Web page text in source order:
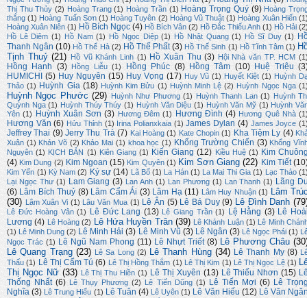
Thị Thu Thủy (2) Hoàng Trang (1) Hoàng Trần (1) Hoàng Trọng Quý (9) Hoàng
thắng (1) Hoàng Tuấn Sơn (1) Hoàng Tuyên (2) Hoàng Vũ Thuật (1) Hoàng Xuân Hiến
Hoàng Xuân Niên (1) Hồ Bích Ngọc (4) Hồ Bích Vân (2) Hồ Đắc Thiếu Anh (1) Hồ Hải
Hồ Lê Diêm (1) Hồ Nam (1) Hồ Ngọc Diệp (1) Hồ Nhật Quang (1) Hồ Sĩ Duy (1)
Thanh Ngân (10) Hồ Thế Hà (2) Hồ Thế Phất (3) Hồ Thế Sinh (1) Hồ Tĩnh Tâm (1)
Tịnh Thuỷ (21) Hồ Vũ Khánh Linh (1) Hồ Xuân Thu (3) Hội Nhà văn TP. HCM
Hồng Hạnh (3) Hồng Liễu (1) Hồng Phúc (8) Hồng Tâm (10) Huệ Triệu
HUMICHI
(5) Huy Nguyên (15) Huy Vọng (17) Huy Vũ (1) Huyết Kiệt (1) Huỳnh
Thảo (1) Huỳnh Gia (18) Huỳnh Kim Bửu (1) Huỳnh Minh Lệ (2) Huỳnh Ngọc Nga
Huỳnh Ngọc Phước (29) Huỳnh Như Phương (1) Huỳnh Thanh Lan (1)
Huỳnh
Quỳnh Nga (1) Huỳnh Thúy Thúy (1) Huỳnh Văn Diệu (1) Huỳnh Văn Mỹ (1) Huỳnh
Yên (1) Huỳnh Xuân Sơn (3) Hương Đêm (1) Hương Đình (4) Hương Quê Nhà
Hương Văn (6) Hửu Thỉnh (1) Irina Polianxkaia (1) James Dylan (4) James Joyce
Jeffrey Thai (9) Jerry Thu Trà (7) Kai Hoàng (1) Kate Chopin (1) Kha Tiệm Ly (4)
Xuân (1) Khán Võ (2) Khảo Mai (1) khoa học (1) Khổng Trường Chiến (3) Khổng
Nguyên (1) KỊCH BẢN (1) Kiên Giang (1) Kiến Giang (12) Kiều Huệ (1) Kim
(4) Kim Dung (2) Kim Ngoan (15) Kim Quyên (1) Kim Sơn Giang (22) Kim Tiết
Kim Yến (1) Kỳ Nam (2) Ký sự (14) Lã Bố (1) La Hán (1) La Mai Thi Gia (1) Lạc Thảo
Lại Ngọc Thư (1) Lam Giang (3) Lan Anh (1) Lan Phương (1) Lan Thanh (1) Lãng
(6) Lâm Bích Thuỷ (8) Lâm Cẩm Ái (3) Lâm Hạ (11) Lâm Huy Nhuận (1) Lâm
(30) Lâm Xuân Vi (1) Lâu Văn Mua (1) Lê Ân (5) Lê Bá Duy (9) Lê Đình Danh
Lê Đức Hoàng Vân (1) Lê Đức Lang (13) Lê Giang Trần (1) Lệ Hằng (3) Lê
Lương (4) Lê Hoàng (2) Lê Hứa Huyền Trân (39) Lê Khánh Luận (1) Lê Minh
(1) Lê Minh Dung (2) Lê Minh Hải (3) Lê Minh Vũ (3) Lê Ngân (3) Lê Ngọc Phái (1)
Ngọc Trác (1) Lê Ngũ Nam Phong (11) Lê Nhựt Triết (8) Lê Phương Châu
Lê Quang Trạng (23) Lê Sa Long (2) Lê Thanh Hùng (34) Lê Thanh My (8)
Thấu (1) Lê Thị Cẩm Tú (6) Lê Thị Hồng Thắm (1) Lê Thị Kim (1) Lê Thị Ngọc Lệ (1)
Thị Ngọc Nữ (33) Lê Thị Thu Hiền (1) Lê Thị Xuyên (13) Lê Thiếu Nhơn (15)
Thống Nhất (6) Lê Thụy Phương (2) Lê Tiến Dũng (1) Lê Tiến Mợi (6) Lê
Nghĩa (3) Lê Trung Hiếu (1) Lê Tuân (4) Lê Uyên (1) Lê Văn Hiếu (12) Lê Văn